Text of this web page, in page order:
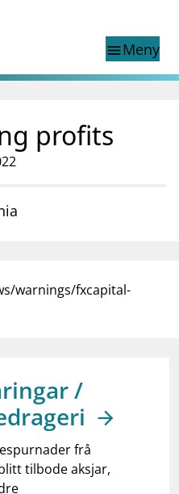
menuMeny
English
English home page
profits
warnings/fxcapital-
/
frå
tilbode aksjar,